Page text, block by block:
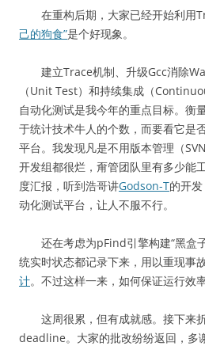
在重构后期，大家已经开始利用
己的狗食”是个好现象。
建立Trace机制、升级Gcc消除
（Unit Test）和持续集成（
自动化测试是我今年的重点目标。衡
于统计技术牛人的个数，而要看它是
平台。我发现凡是不用版本管理（
开发组都很烂，甭管团队里有多少能
度汇报，听到浩哥讲Godson-T的开
动化测试平台，让人不服不行。
还在考虑为pFind引擎构建“黑盒
统实时状态都记录下来，用以重现事故
计。不过这样一来，如何保证运行效
这周很累，但有成就感。接下来
deadline。大家的批改纷纷返回，多